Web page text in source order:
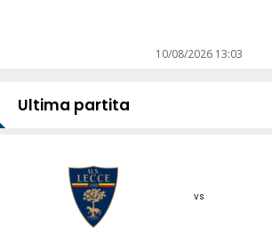
10/08/2026 13:03
Ultima partita
vs